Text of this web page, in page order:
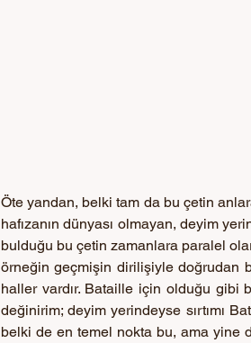
Öte yandan, belki tam da bu çetin
hafızanın dünyası olmayan, deyim
bulduğu bu çetin zamanlara paralel
örneğin geçmişin dirilişiyle doğrudan
haller vardır. Bataille için olduğu
değinirim; deyim yerindeyse sırtımı
belki de en temel nokta bu, ama yine